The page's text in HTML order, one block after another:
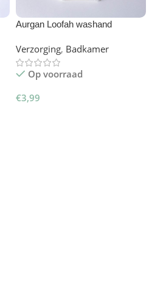
Aurgan Loofah washand
Verzorging, Badkamer
Op voorraad
€3,99